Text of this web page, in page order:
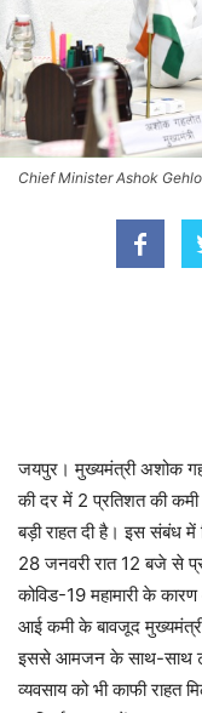
Chief Minister Ashok
जयपुर। मुख्यमंत्री अशोक
की दर में 2 प्रतिशत की
बड़ी राहत दी है। इस संबंध
28 जनवरी रात 12 बजे से
कोविड-19 महामारी के कारण
आई कमी के बावजूद
इससे आमजन के साथ-साथ
व्यवसाय को भी काफी राहत